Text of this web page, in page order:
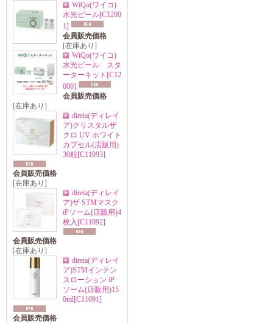
WiQo(ワイコ)
水光ピール[C1200
1]
会員販売価格
[在庫あり]
WiQo(ワイコ)
水光ピール スタ
ーターキット [C12
000]
会員販売価格
[在庫あり]
direia(ディレイ
ア)クリスタルザ
クロ UV ホワイト
カプセル(店販用)
30粒[C11093]
会員販売価格
[在庫あり]
direia(ディレイ
ア)ザ STMマスク
iPソーム(店販用)4
枚入 [C11092]
会員販売価格
[在庫あり]
direia(ディレイ
ア)STMインテン
スローション iP
ソーム(店販用)15
0ml[C11091]
会員販売価格